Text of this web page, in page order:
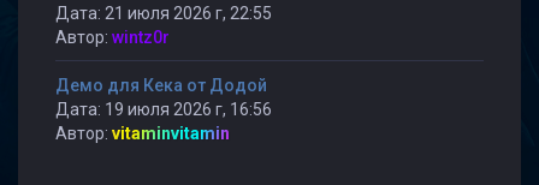
Дата: 21 июля 2026 г, 22:55
Автор: wintz0r
Демо для Кека от Додой
Дата: 19 июля 2026 г, 16:56
Автор: vitaminvitamin